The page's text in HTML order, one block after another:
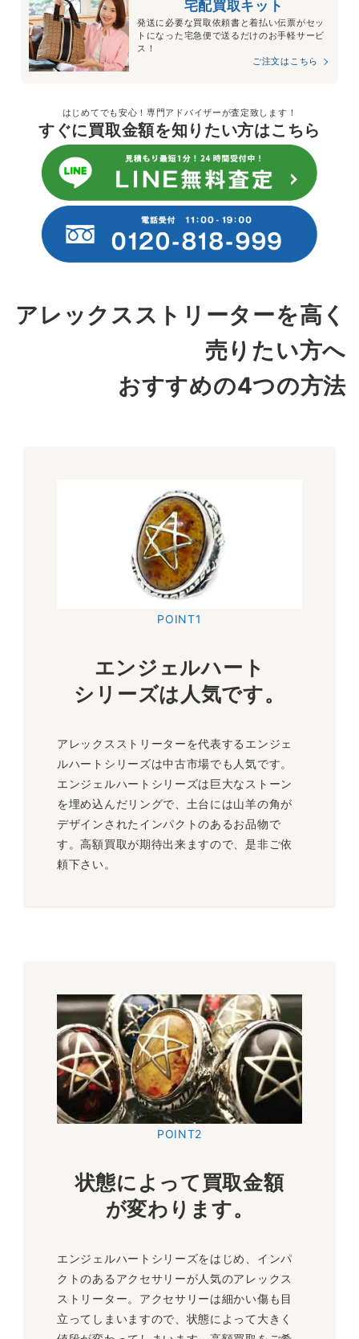
宅配買取キット
発送に必要な買取依頼書と着払い伝票がセッ
トになった宅急便で送るだけのお手軽サービ
ス！
ご注文はこちら
はじめてでも安心！専門アドバイザーが査定致します！
すぐに買取金額を知りたい方はこちら
アレックスストリーターを高く
売りたい方へ
おすすめの4つの方法
POINT1
エンジェルハート
シリーズは人気です。
アレックスストリーターを代表するエンジェ
ルハートシリーズは中古市場でも人気です。
エンジェルハートシリーズは巨大なストーン
を埋め込んだリングで、土台には山羊の角が
デザインされたインパクトのあるお品物で
す。高額買取が期待出来ますので、是非ご依
頼下さい。
POINT2
状態によって買取金額
が変わります。
エンジェルハートシリーズをはじめ、インパ
クトのあるアクセサリーが人気のアレックス
ストリーター。アクセサリーは細かい傷も目
立ってしまいますので、状態によって大きく